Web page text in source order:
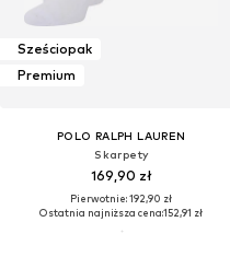
Sześciopak
Premium
POLO RALPH LAUREN
Skarpety
169,90 zł
Pierwotnie: 192,90 zł
Ostatnia najniższa cena:152,91 zł